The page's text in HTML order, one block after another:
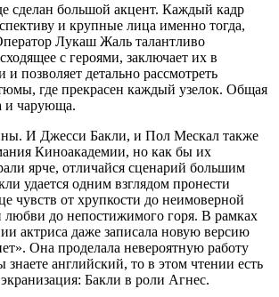
сделан большой акцент. Каждый кадр
и крупные лица именно тогда,
Лукаш Жаль талантливо
с героями, заключает их в
позволяет детально рассмотреть
где прекрасен каждый узелок. Общая
и чарующа.
И Джесси Бакли, и Пол Мескал также
Киноакадемии, но как бы их
ярче, отличайся сценарий большим
удается одним взглядом пронести
чувств от хрупкости до неимоверной
любви до непостижимого горя. В рамках
актриса даже записала новую версию
Она проделала невероятную работу
английский, то в этом чтении есть
Бакли в роли Агнес.